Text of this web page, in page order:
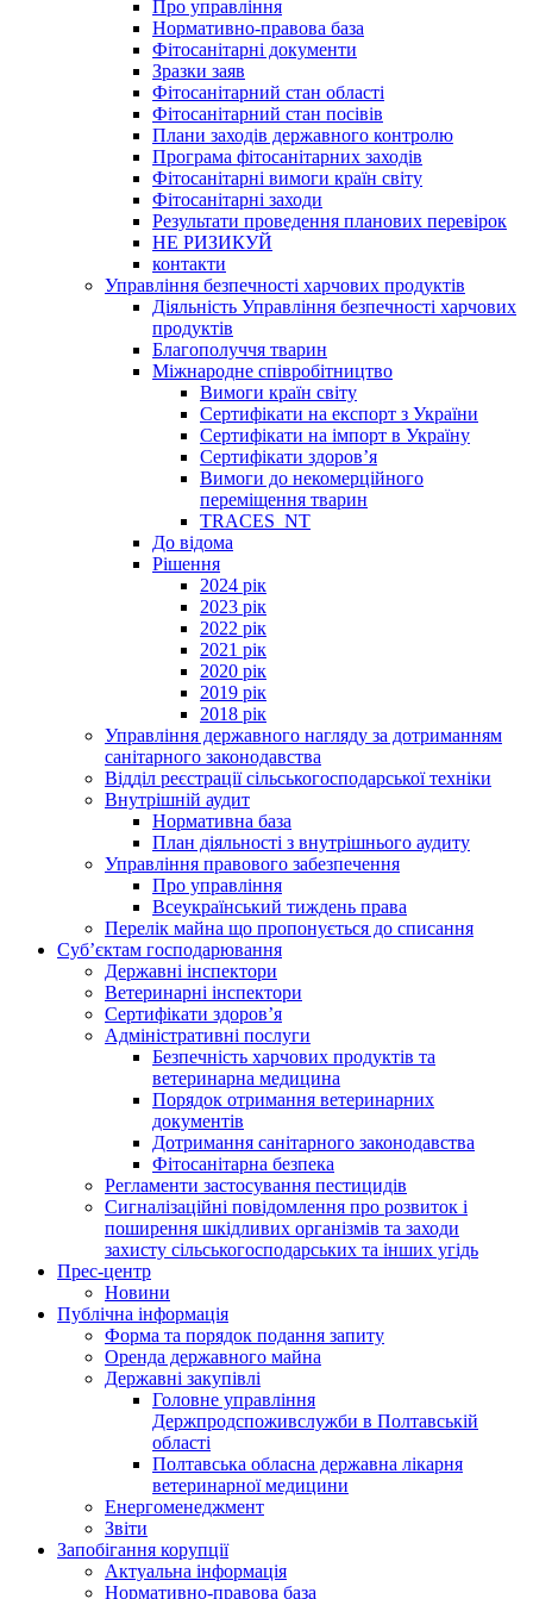
Про управління
Нормативно-правова база
Фітосанітарні документи
Зразки заяв
Фітосанітарний стан області
Фітосанітарний стан посівів
Плани заходів державного контролю
Програма фітосанітарних заходів
Фітосанітарні вимоги країн світу
Фітосанітарні заходи
Результати проведення планових перевірок
НЕ РИЗИКУЙ
контакти
Управління безпечності харчових продуктів
Діяльність Управління безпечності харчових
продуктів
Благополуччя тварин
Міжнародне співробітництво
Вимоги країн світу
Сертифікати на експорт з України
Сертифікати на імпорт в Україну
Сертифікати здоров’я
Вимоги до некомерційного
переміщення тварин
TRACES_NT
До відома
Рішення
2024 рік
2023 рік
2022 рік
2021 рік
2020 рік
2019 рік
2018 рік
Управління державного нагляду за дотриманням
санітарного законодавства
Відділ реєстрації сільськогосподарської техніки
Внутрішній аудит
Нормативна база
План діяльності з внутрішнього аудиту
Управління правового забезпечення
Про управління
Всеукраїнський тиждень права
Перелік майна що пропонується до списання
Суб’єктам господарювання
Державні інспектори
Ветеринарні інспектори
Сертифікати здоров’я
Адміністративні послуги
Безпечність харчових продуктів та
ветеринарна медицина
Порядок отримання ветеринарних
документів
Дотримання санітарного законодавства
Фітосанітарна безпека
Регламенти застосування пестицидів
Сигналізаційні повідомлення про розвиток і
поширення шкідливих організмів та заходи
захисту сільськогосподарських та інших угідь
Прес-центр
Новини
Публічна інформація
Форма та порядок подання запиту
Оренда державного майна
Державні закупівлі
Головне управління
Держпродспоживслужби в Полтавській
області
Полтавська обласна державна лікарня
ветеринарної медицини
Енергоменеджмент
Звіти
Запобігання корупції
Актуальна інформація
Нормативно-правова база